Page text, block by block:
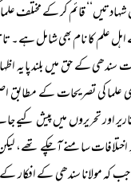
شہادتیں‘‘ قائم کر کے
اہل علم کا نام بھی شامل ہے۔
سندھی کے حق میں بلند
علما کی تصریحات کے
اور تحریروں میں پیش
سامنے آچکے تھے، لیکن
کہ مولانا سندھی کے افکار